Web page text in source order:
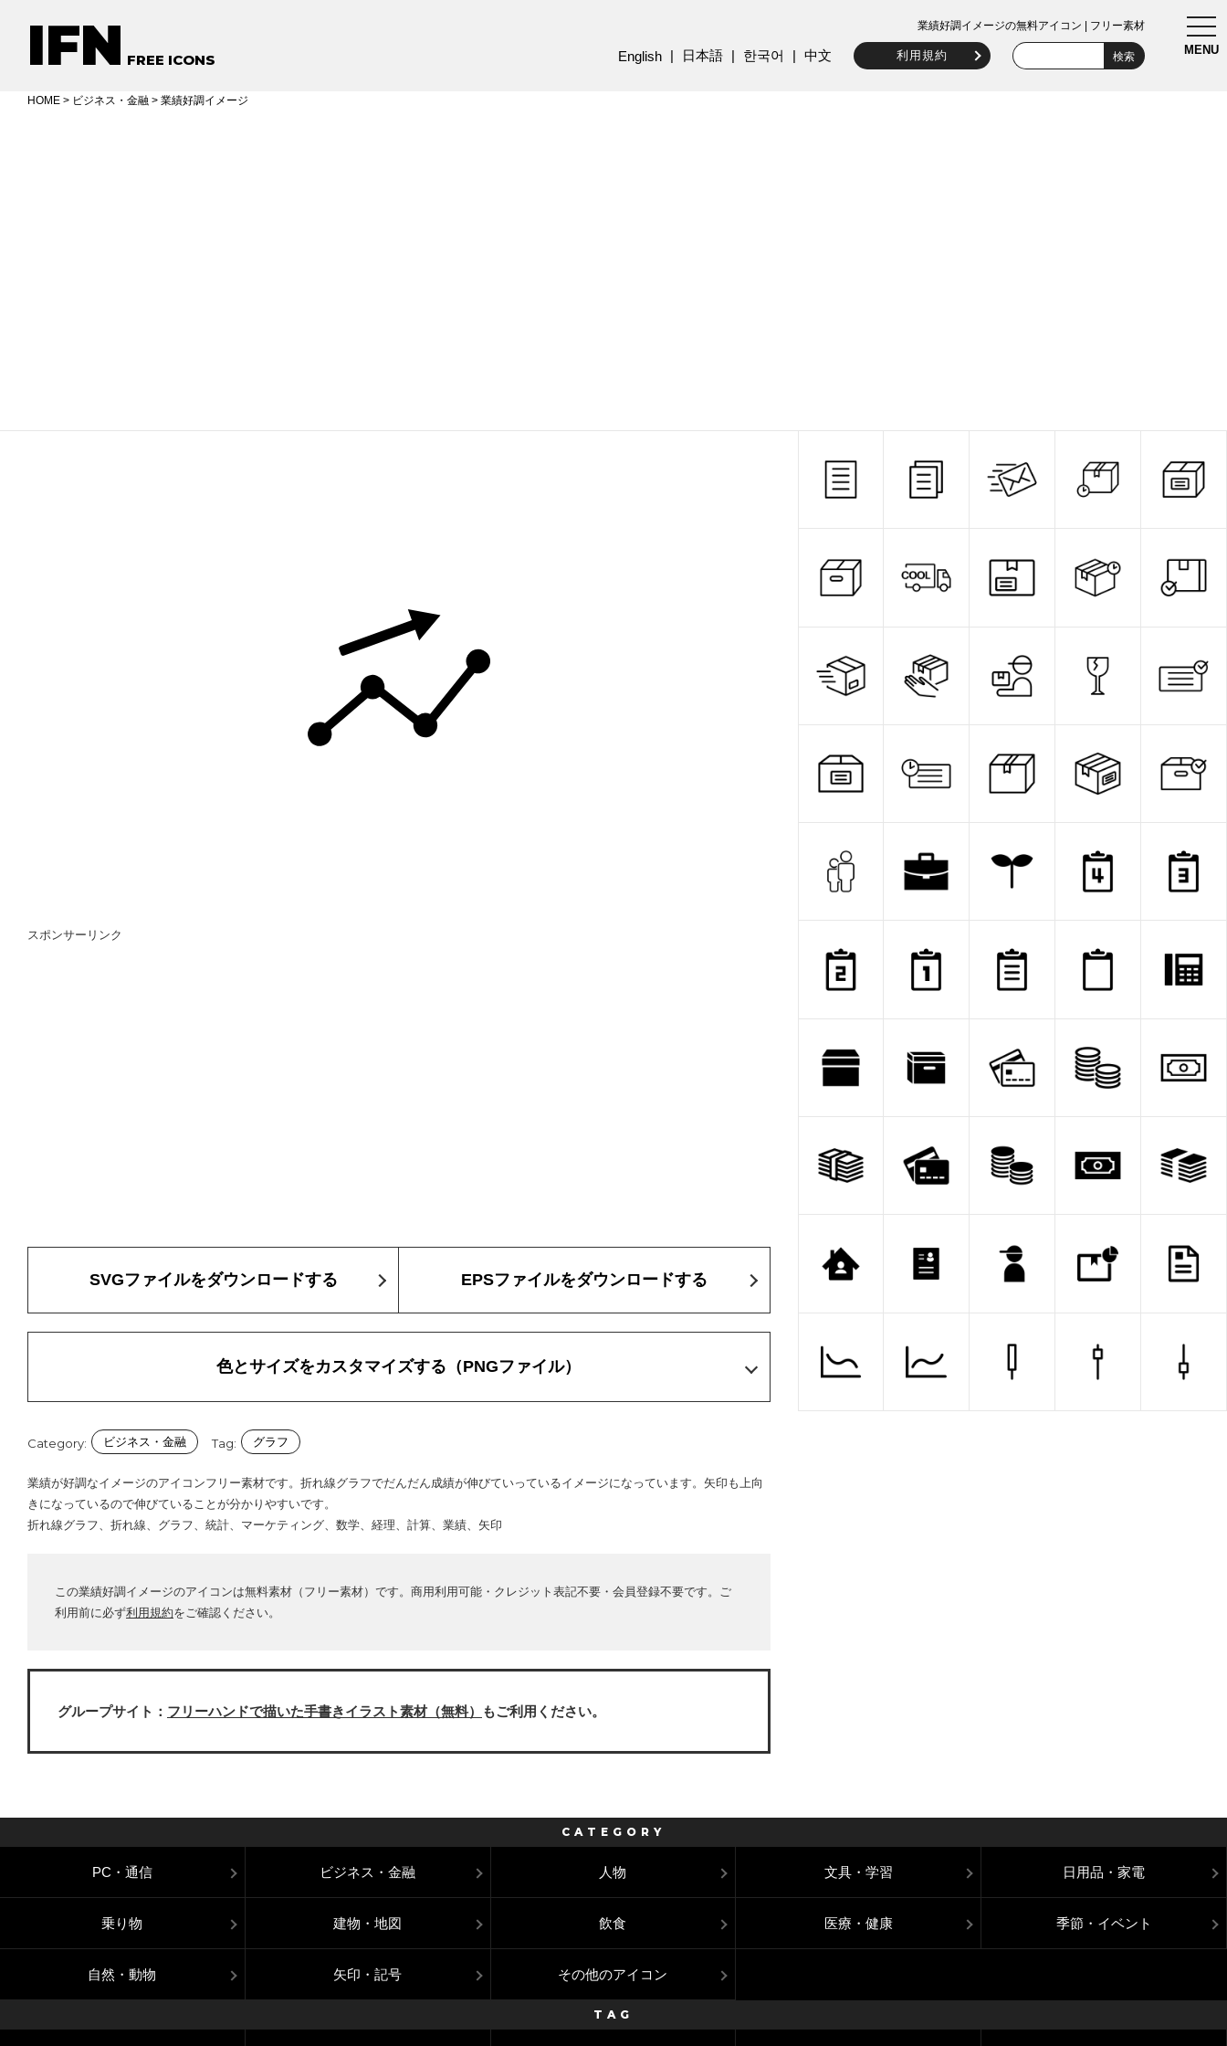
MENU
IFN FREE ICONS
業績好調イメージの無料アイコン | フリー素材
English 日本語 한국어 中文 利用規約
HOME > ビジネス・金融 > 業績好調イメージ
スポンサーリンク
SVGファイルをダウンロードする EPSファイルをダウンロードする
色とサイズをカスタマイズする （PNGファイル）
Category: ビジネス・金融 Tag: グラフ
業績が好調なイメージのアイコンフリー素材です。折れ線グラフでだんだん成績が伸びていっているイメージになっています。矢印も上向
きになっているので伸びていることが分かりやすいです。
折れ線グラフ、折れ線、グラフ、統計、マーケティング、数学、経理、計算、業績、矢印
この業績好調イメージのアイコンは無料素材（フリー素材）です。商用利用可能・クレジット表記不要・会員登録不要です。ご
利用前に必ず利用規約をご確認ください。
グループサイト： フリーハンドで描いた手書きイラスト素材（無料） もご利用ください。
CATEGORY
PC・通信 ビジネス・金融 人物 文具・学習 日用品・家電
乗り物 建物・地図 飲食 医療・健康 季節・イベント
自然・動物 矢印・記号 その他のアイコン
TAG